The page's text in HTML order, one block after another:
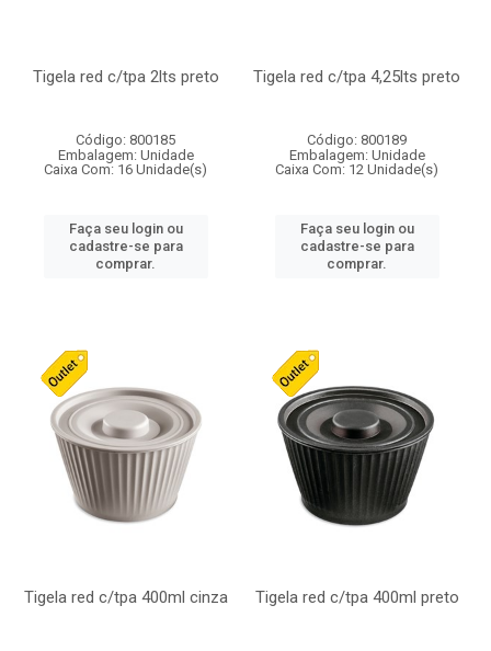
Tigela red c/tpa 2lts preto
Código: 800185
Embalagem: Unidade
Caixa Com: 16 Unidade(s)
Faça seu login ou
cadastre-se para
comprar.
Tigela red c/tpa 4,25lts preto
Código: 800189
Embalagem: Unidade
Caixa Com: 12 Unidade(s)
Faça seu login ou
cadastre-se para
comprar.
Tigela red c/tpa 400ml cinza Tigela red c/tpa 400ml preto